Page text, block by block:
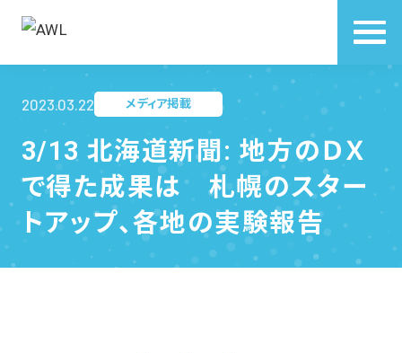
2023.03.22 メディア掲載
3/13 北海道新聞: 地方のＤＸ
で得た成果は 札幌のスター
トアップ、各地の実験報告